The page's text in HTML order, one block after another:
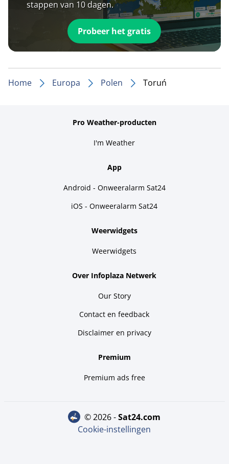
stappen van 10 dagen.
Probeer het gratis
Home Europa Polen Toruń
Pro Weather-producten
I'm Weather
App
Android - Onweeralarm Sat24
iOS - Onweeralarm Sat24
Weerwidgets
Weerwidgets
Over Infoplaza Netwerk
Our Story
Contact en feedback
Disclaimer en privacy
Premium
Premium ads free
© 2026 - sat24.com
Cookie-instellingen